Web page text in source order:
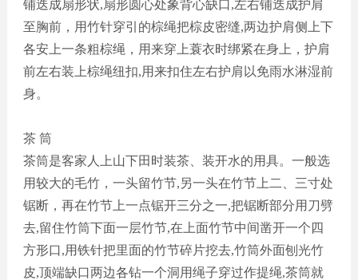
铺迭成扇形状,扇形圆心处象背心缺口,左右铺迭成护肩
至胸前，用竹针穿引的棕绳把棕皮密缝,两边护肩侧上下
各安上一条粗棕绳，用来穿上蓑衣时绑紧在身上，护肩
前左右装上棕绳纽扣,用来扣住左右护肩以免雨水淋湿前
身。
茶筒
茶筒是客家人上山下田时装茶、装开水的用具。一般选
用较大的毛竹，一头留竹节,另一头在竹节上二、三寸处
锯断，再在竹节上一点锯开三分之一,把锯断部分用刀劈
去,留住竹筒下面一层竹节,在上面竹节中间凿开一个四
方形口,用铁针把里面的竹节碎片挖去,竹筒外面刨光竹
皮,顶端缺口两边各钻一个洞用绳子穿过作提绳,茶筒就